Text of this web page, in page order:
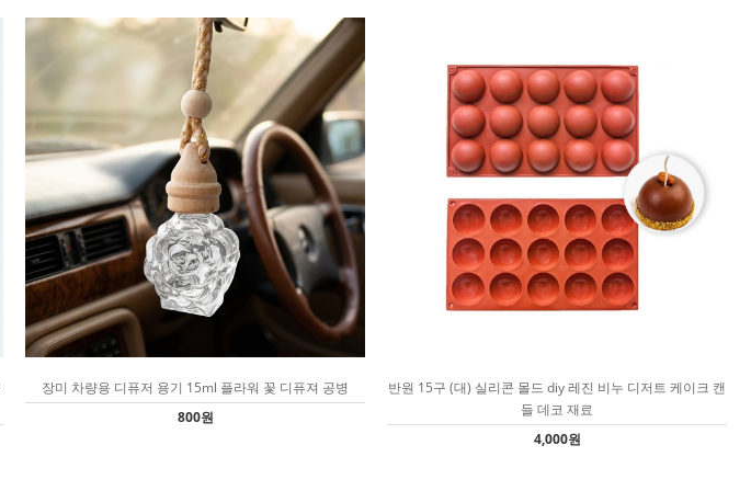
장미 차량용 디퓨저 용기 15ml 플라워 꽃 디퓨져 공병
800원
반원 15구 (대) 실리콘 몰드 diy 레진 비누 디저트 케이크 캔
들 데코 재료
4,000원